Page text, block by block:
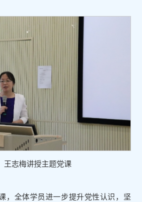
王志梅讲授主题党课
，全体学员进一步提升党性认识，坚